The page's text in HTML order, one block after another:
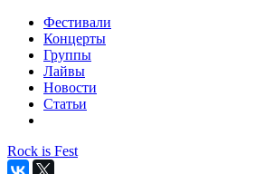
Фестивали
Концерты
Группы
Лайвы
Новости
Статьи
Rock is Fest